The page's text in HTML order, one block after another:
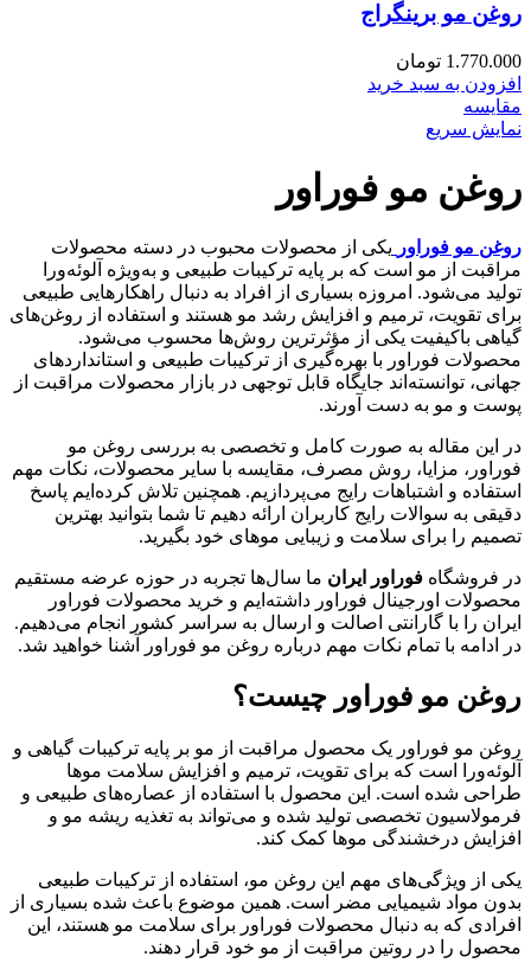
روغن مو برینگراج
1.770.000 تومان
افزودن به سبد خرید
مقایسه
نمایش سریع
روغن مو فوراور
روغن مو فوراور یکی از محصولات محبوب در دسته محصولات
مراقبت از مو است که بر پایه ترکیبات طبیعی و به‌ویژه آلوئه‌ورا
تولید می‌شود. امروزه بسیاری از افراد به دنبال راهکارهایی طبیعی
برای تقویت، ترمیم و افزایش رشد مو هستند و استفاده از روغن‌های
گیاهی باکیفیت یکی از مؤثرترین روش‌ها محسوب می‌شود.
محصولات فوراور با بهره‌گیری از ترکیبات طبیعی و استانداردهای
جهانی، توانسته‌اند جایگاه قابل توجهی در بازار محصولات مراقبت از
پوست و مو به دست آورند.
در این مقاله به صورت کامل و تخصصی به بررسی روغن مو
فوراور، مزایا، روش مصرف، مقایسه با سایر محصولات، نکات مهم
استفاده و اشتباهات رایج می‌پردازیم. همچنین تلاش کرده‌ایم پاسخ
دقیقی به سوالات رایج کاربران ارائه دهیم تا شما بتوانید بهترین
تصمیم را برای سلامت و زیبایی موهای خود بگیرید.
در فروشگاه فوراور ایران ما سال‌ها تجربه در حوزه عرضه مستقیم
محصولات اورجینال فوراور داشته‌ایم و خرید محصولات فوراور
ایران را با گارانتی اصالت و ارسال به سراسر کشور انجام می‌دهیم.
در ادامه با تمام نکات مهم درباره روغن مو فوراور آشنا خواهید شد.
روغن مو فوراور چیست؟
روغن مو فوراور یک محصول مراقبت از مو بر پایه ترکیبات گیاهی و
آلوئه‌ورا است که برای تقویت، ترمیم و افزایش سلامت موها
طراحی شده است. این محصول با استفاده از عصاره‌های طبیعی و
فرمولاسیون تخصصی تولید شده و می‌تواند به تغذیه ریشه مو و
افزایش درخشندگی موها کمک کند.
یکی از ویژگی‌های مهم این روغن مو، استفاده از ترکیبات طبیعی
بدون مواد شیمیایی مضر است. همین موضوع باعث شده بسیاری از
افرادی که به دنبال محصولات فوراور برای سلامت مو هستند، این
محصول را در روتین مراقبت از مو خود قرار دهند.